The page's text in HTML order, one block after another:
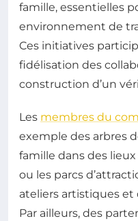
famille, essentielles
environnement de
Ces initiatives
fidélisation des
construction d’un
Les membres du
exemple des arbres
famille dans des
ou les parcs
ateliers artistiques et
Par ailleurs, des